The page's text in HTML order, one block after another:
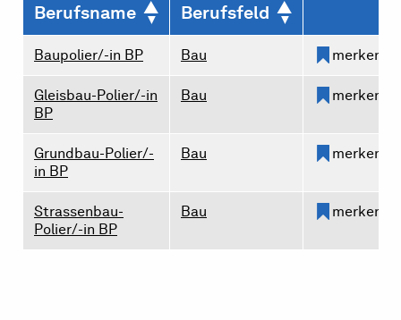
Berufsname Berufsfeld
Baupolier/-in BP Bau merken
Gleisbau-Polier/-in
BP
Bau merken
Grundbau-Polier/-
in BP
Bau merken
Strassenbau-
Polier/-in BP
Bau merken